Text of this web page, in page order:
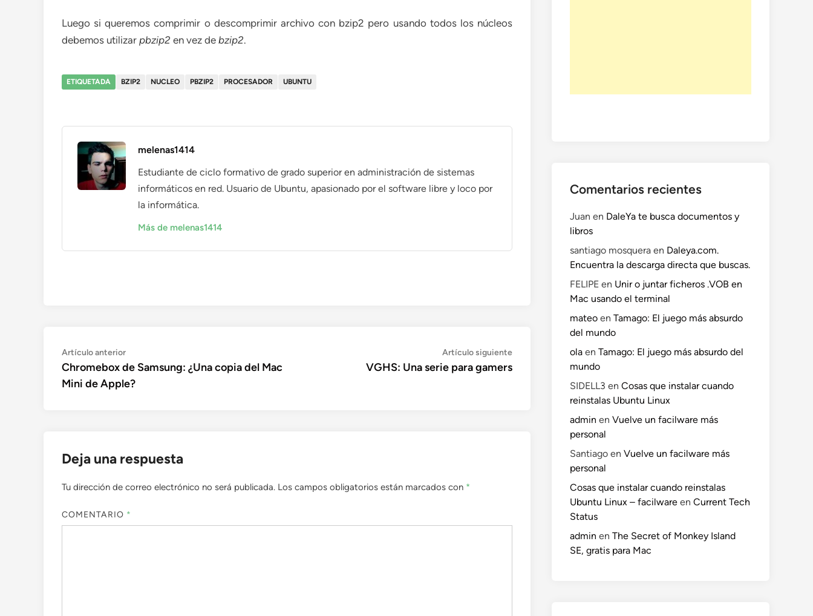
Luego si queremos comprimir o descomprimir archivo con bzip2 pero usando todos los núcleos
debemos utilizar pbzip2 en vez de bzip2.
ETIQUETADA BZIP2 NUCLEO PBZIP2 PROCESADOR UBUNTU
melenas1414
Estudiante de ciclo formativo de grado superior en administración de sistemas
informáticos en red. Usuario de Ubuntu, apasionado por el software libre y loco por
la informática.
Más de melenas1414
Navegación
de
entradas
Artículo anteriorArtículo
anterior:
Chromebox de Samsung: ¿Una copia del Mac
Mini de Apple?
Artículo siguienteArtículo
siguiente:
VGHS: Una serie para gamers
Deja una respuesta
Tu dirección de correo electrónico no será publicada. Los campos obligatorios están marcados con *
COMENTARIO *
Comentarios recientes
Juan en DaleYa te busca documentos y
libros
santiago mosquera en Daleya.com.
Encuentra la descarga directa que buscas.
FELIPE en Unir o juntar ficheros .VOB en
Mac usando el terminal
mateo en Tamago: El juego más absurdo
del mundo
ola en Tamago: El juego más absurdo del
mundo
SIDELL3 en Cosas que instalar cuando
reinstalas Ubuntu Linux
admin en Vuelve un facilware más
personal
Santiago en Vuelve un facilware más
personal
Cosas que instalar cuando reinstalas
Ubuntu Linux – facilware en Current Tech
Status
admin en The Secret of Monkey Island
SE, gratis para Mac